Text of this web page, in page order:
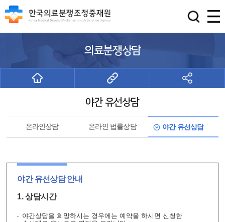
의료분쟁상담
야간 유선상담
온라인상담 온라인 법률상담 야간 유선상담
야간 유선상담 안내
1. 상담시간
야간상담을 희망하시는 경우에는 예약을 하시면 신청한